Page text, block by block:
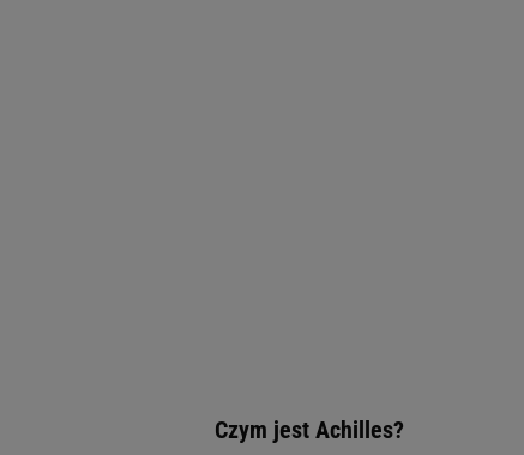
Czym jest Achilles?